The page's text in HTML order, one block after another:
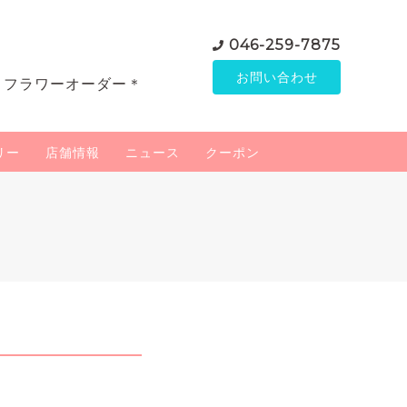
ラワーオーダー＊
046-259-7875
お問い合わせ
ー 店舗情報 ニュース クーポン